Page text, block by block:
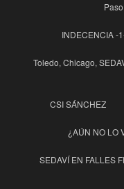
INDECENCIA -
Toledo, Chicago,
CSI SÁNCHEZ
¿AÚN NO LO
SEDAVÍ EN FALLES